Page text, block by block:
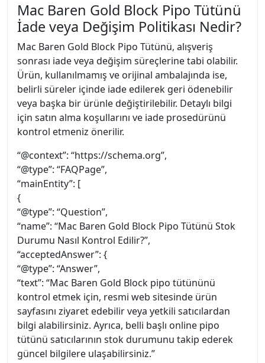
Mac Baren Gold Block Pipo Tütünü
İade veya Değişim Politikası Nedir?
Mac Baren Gold Block Pipo Tütünü, alışveriş
sonrası iade veya değişim süreçlerine tabi olabilir.
Ürün, kullanılmamış ve orijinal ambalajında ise,
belirli süreler içinde iade edilerek geri ödenebilir
veya başka bir ürünle değiştirilebilir. Detaylı bilgi
için satın alma koşullarını ve iade prosedürünü
kontrol etmeniz önerilir.
“@context”: “https://schema.org”,
“@type”: “FAQPage”,
“mainEntity”: [
{
“@type”: “Question”,
“name”: “Mac Baren Gold Block Pipo Tütünü Stok
Durumu Nasıl Kontrol Edilir?”,
“acceptedAnswer”: {
“@type”: “Answer”,
“text”: “Mac Baren Gold Block pipo tütününü
kontrol etmek için, resmi web sitesinde ürün
sayfasını ziyaret edebilir veya yetkili satıcılardan
bilgi alabilirsiniz. Ayrıca, belli başlı online pipo
tütünü satıcılarının stok durumunu takip ederek
güncel bilgilere ulaşabilirsiniz.”